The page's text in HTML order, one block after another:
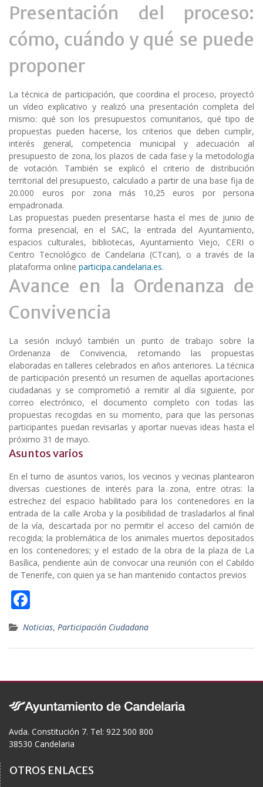
Presentación del proceso:
cómo, cuándo y qué se puede
proponer
La técnica de participación, que coordina el proceso, proyectó
un vídeo explicativo y realizó una presentación completa del
mismo: qué son los presupuestos comunitarios, qué tipo de
propuestas pueden hacerse, los criterios que deben cumplir,
interés general, competencia municipal y adecuación al
presupuesto de zona, los plazos de cada fase y la metodología
de votación. También se explicó el criterio de distribución
territorial del presupuesto, calculado a partir de una base fija de
20.000 euros por zona más 10,25 euros por persona
empadronada.
Las propuestas pueden presentarse hasta el mes de junio de
forma presencial, en el SAC, la entrada del Ayuntamiento,
espacios culturales, bibliotecas, Ayuntamiento Viejo, CERI o
Centro Tecnológico de Candelaria (CTcan), o a través de la
plataforma online participa.candelaria.es.
Avance en la Ordenanza de
Convivencia
La sesión incluyó también un punto de trabajo sobre la
Ordenanza de Convivencia, retomando las propuestas
elaboradas en talleres celebrados en años anteriores. La técnica
de participación presentó un resumen de aquellas aportaciones
ciudadanas y se comprometió a remitir al día siguiente, por
correo electrónico, el documento completo con todas las
propuestas recogidas en su momento, para que las personas
participantes puedan revisarlas y aportar nuevas ideas hasta el
próximo 31 de mayo.
Asuntos varios
En el turno de asuntos varios, los vecinos y vecinas plantearon
diversas cuestiones de interés para la zona, entre otras: la
estrechez del espacio habilitado para los contenedores en la
entrada de la calle Aroba y la posibilidad de trasladarlos al final
de la vía, descartada por no permitir el acceso del camión de
recogida; la problemática de los animales muertos depositados
en los contenedores; y el estado de la obra de la plaza de La
Basílica, pendiente aún de convocar una reunión con el Cabildo
de Tenerife, con quien ya se han mantenido contactos previos
ac
e
b
o
k
Noticias, Participación Ciudadana
Avda. Constitución 7. Tel: 922 500 800
38530 Candelaria
OTROS ENLACES